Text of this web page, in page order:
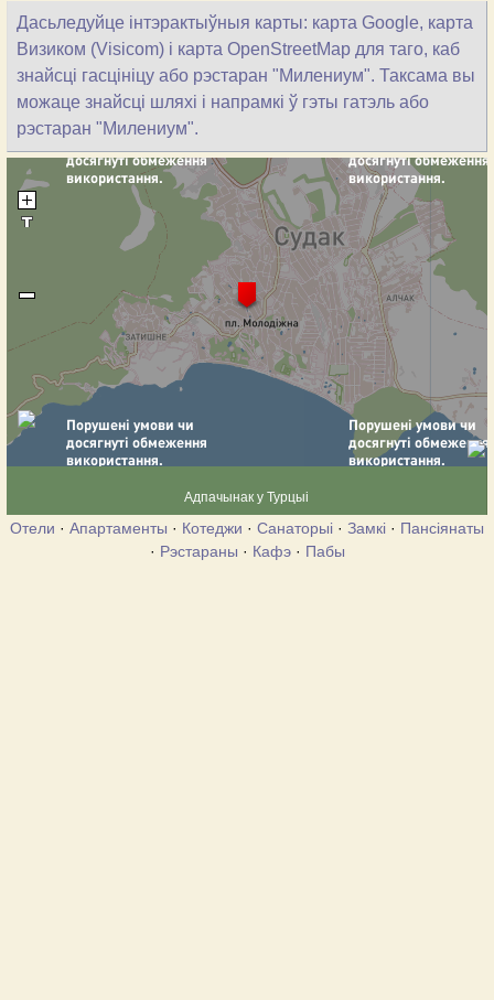
Дасьледуйце інтэрактыўныя карты: карта Google, карта
Визиком (Visicom) і карта OpenStreetMap для таго, каб
знайсці гасцініцу або рэстаран "Милениум". Таксама вы
можаце знайсці шляхі і напрамкі ў гэты гатэль або
рэстаран "Милениум".
Адпачынак у Турцыі
Отели · Апартаменты · Котеджи · Санаторыі · Замкі · Пансіянаты
· Рэстараны · Кафэ· Пабы